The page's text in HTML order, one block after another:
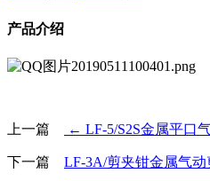
产品介绍
上一篇 ← LF-5/S2S金属平口
下一篇 LF-3A/剪夹钳金属气